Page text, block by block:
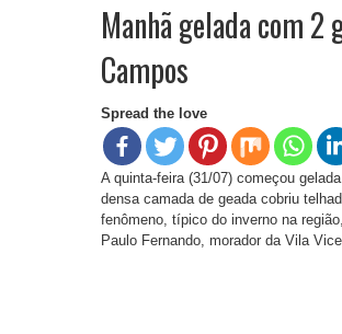
Manhã gelada com 2
Campos
Spread the love
A quinta-feira (31/07) começou
densa camada de geada cobriu
fenômeno, típico do inverno na
Paulo Fernando, morador da Vila